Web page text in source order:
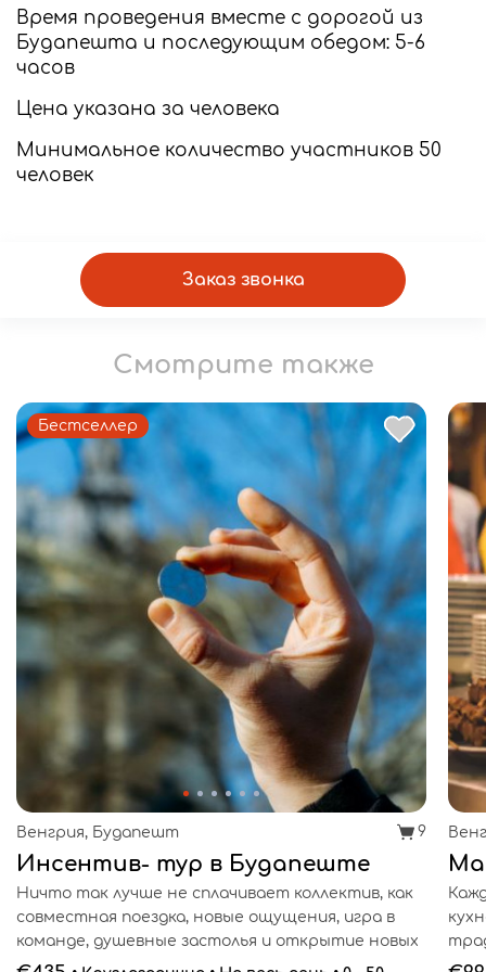
Время проведения вместе с дорогой из
Будапешта и последующим обедом: 5-6
часов
Цена указана за человека
Минимальное количество участников 50
человек
Заказ звонка
Смотрите также
Бестселлер
Венгрия, Будапешт 9
Инсентив- тур в Будапеште
Ничто так лучше не сплачивает коллектив, как
совместная поездка, новые ощущения, игра в
команде, душевные застолья и открытие новых
мест! Предлагаем провести ваш